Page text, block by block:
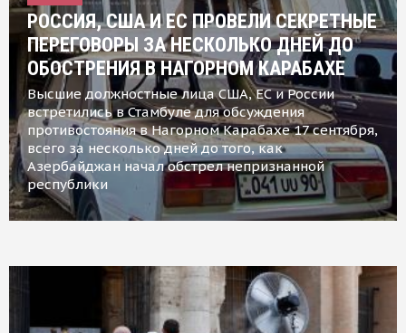
РОССИЯ, США И ЕС ПРОВЕЛИ СЕКРЕТНЫЕ
ПЕРЕГОВОРЫ ЗА НЕСКОЛЬКО ДНЕЙ ДО
ОБОСТРЕНИЯ В НАГОРНОМ КАРАБАХЕ
Высшие должностные лица США, ЕС и России
встретились в Стамбуле для обсуждения
противостояния в Нагорном Карабахе 17 сентября,
всего за несколько дней до того, как
Азербайджан начал обстрел непризнанной
республики